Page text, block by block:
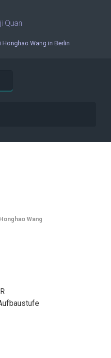
Honghao Wang in Berlin
Honghao Wang